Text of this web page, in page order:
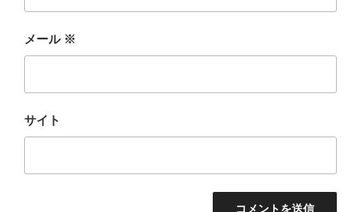
メール ※
サイト